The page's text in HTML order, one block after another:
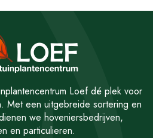
Loef dé plek voor
Met een uitgebreide sortering en
we hoveniersbedrijven,
en particulieren.